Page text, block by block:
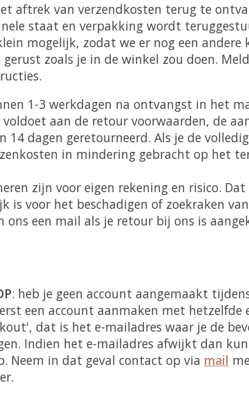
aftrek van verzendkosten terug te
staat en verpakking wordt
mogelijk, zodat we er nog een
zoals je in de winkel zou doen.
1-3 werkdagen na ontvangst in het
aan de retour voorwaarden, de
dagen geretourneerd. Als je de
in mindering gebracht op het
zijn voor eigen rekening en risico.
is voor het beschadigen of zoekraken
ons een mail als je retour bij ons is
: heb je geen account aangemaakt
een account aanmaken met hetzelfde
dat is het e-mailadres waar je de
Indien het e-mailadres afwijkt dan
Neem in dat geval contact op via mail